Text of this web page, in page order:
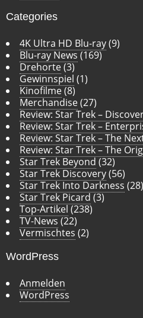
Categories
4K Ultra HD Blu-ray(9)
Blu-ray News (169)
Drehorte(3)
Gewinnspiel (1)
Kinofilme(8)
Merchandise(27)
Review: Star Trek –
Review: Star Trek –
Review: Star Trek – The
Review: Star Trek – The
Star Trek Beyond (32)
Star Trek Discovery(56)
Star Trek Into Darkness (28)
Star Trek Picard (3)
Top-Artikel (238)
TV-News (22)
Vermischtes (2)
WordPress
Anmelden
WordPress